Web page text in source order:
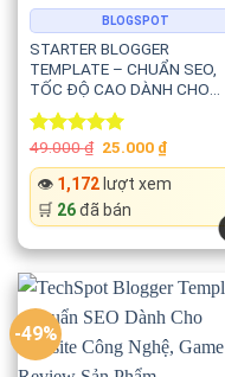
tải vượt trội.
Template sử dụng:
⚡ Bootstrap Framework
⚡ Mã nguồn nhẹ
⚡ Lazy Loading
⚡ Google Fonts
⚡ Font Awesome
BLOGSPOT
STARTER BLOGGER
TEMPLATE – CHUẨN SEO,
TỐC ĐỘ CAO DÀNH CHO
WEBSITE CÔNG NGHỆ, TIN
TỨC VÀ BLOG CÁ NHÂN
Rated5.00
out of 5
49.000₫ Original
was:
49.000 ₫.
25.000 ₫Current
price
is:
25.000 ₫.
👁️ 1,172lượt xem
🛒 26đã bán
-49%